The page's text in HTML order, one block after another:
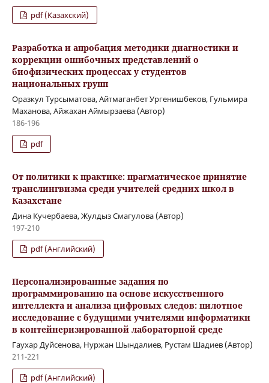
pdf (Казахский)
Разработка и апробация методики диагностики и
коррекции ошибочных представлений о
биофизических процессах у студентов
национальных групп
Оразкул Турсыматова, Айтмаганбет Ургенишбеков, Гульмира
Маханова, Айжахан Аймырзаева (Автор)
186-196
pdf
От политики к практике: прагматическое принятие
транслингвизма среди учителей средних школ в
Казахстане
Дина Кучербаева, Жулдыз Смагулова (Автор)
197-210
pdf (Английский)
Персонализированные задания по
программированию на основе искусственного
интеллекта и анализа цифровых следов: пилотное
исследование с будущими учителями информатики
в контейнеризированной лабораторной среде
Гаухар Дуйсенова, Нуржан Шындалиев, Рустам Шадиев (Автор)
211-221
pdf (Английский)